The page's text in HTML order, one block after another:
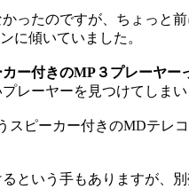
ったのですが、ちょっと
に傾いていました。
カー付きのMP３プレーヤー
レーヤーを見つけてしま
スピーカー付きのMDテレ
という手もありますが、